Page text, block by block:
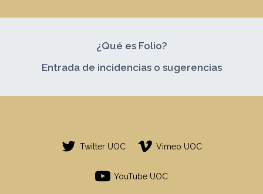
¿Qué es Folio?
Entrada de incidencias o sugerencias
Twitter UOC Vimeo UOC
YouTube UOC